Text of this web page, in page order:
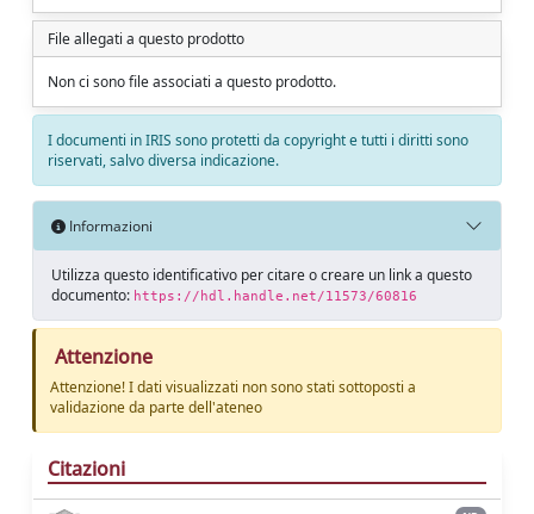
File allegati a questo prodotto
Non ci sono file associati a questo prodotto.
I documenti in IRIS sono protetti da copyright e tutti i diritti sono
riservati, salvo diversa indicazione.
Informazioni
Utilizza questo identificativo per citare o creare un link a questo
documento: https://hdl.handle.net/11573/60816
Attenzione
Attenzione! I dati visualizzati non sono stati sottoposti a
validazione da parte dell'ateneo
Citazioni